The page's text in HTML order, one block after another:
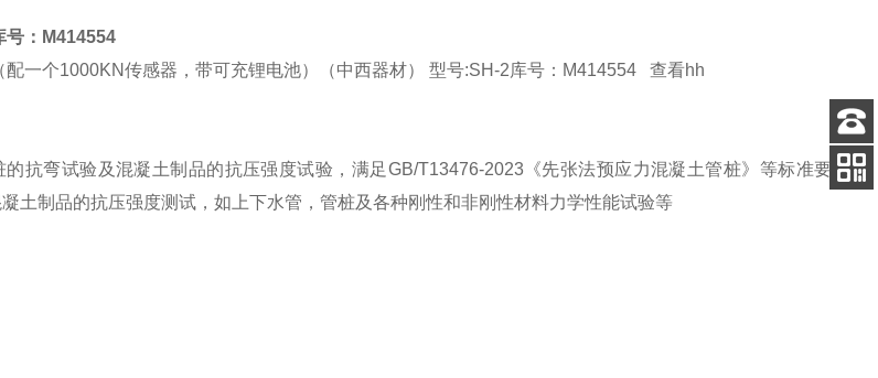
号：M414554
配一个1000KN传感器，带可充锂电池）（中西器材） 型号:SH-2库号：M414554 查看hh
抗弯试验及混凝土制品的抗压强度试验，满足GB/T13476-2023《先张法预应力混凝土管桩》等标准要
土制品的抗压强度测试，如上下水管，管桩及各种刚性和非刚性材料力学性能试验等
客服
电话